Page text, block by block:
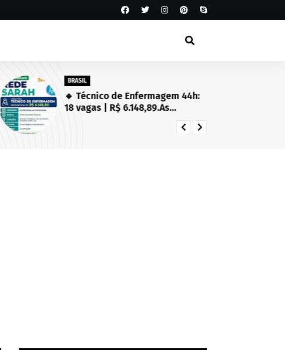
BRASIL
🔹 Técnico de Enfermagem 44h:
18 vagas | R$ 6.148,89.As